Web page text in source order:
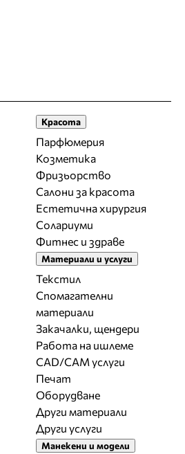
Красота
Парфюмерия
Козметика
Фризьорство
Салони за красота
Естетична хирургия
Солариуми
Фитнес и здраве
Материали и услуги
Текстил
Спомагателни
материали
Закачалки, щендери
Работа на ишлеме
CAD/CAM услуги
Печат
Оборудване
Други материали
Други услуги
Манекени и модели